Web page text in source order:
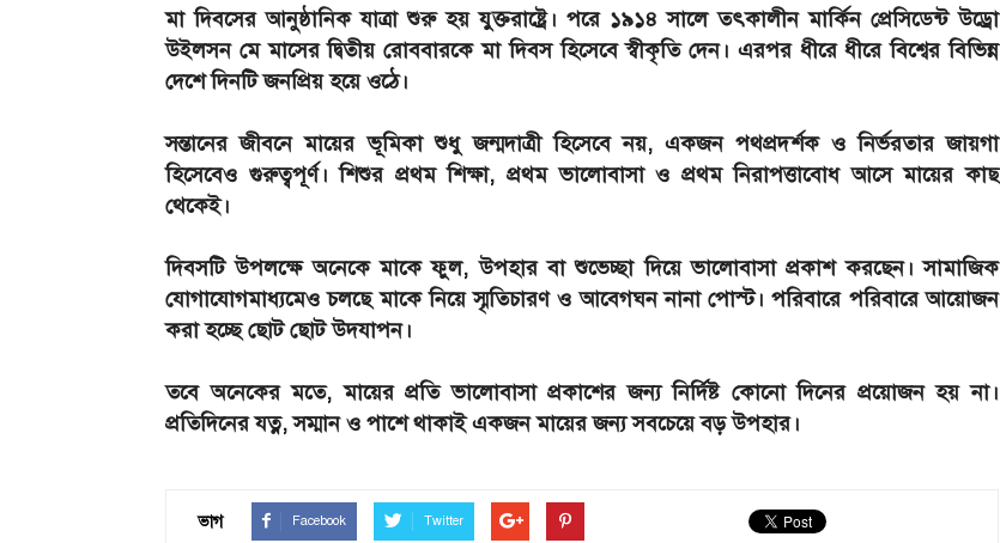
মা দিবসের আনুষ্ঠানিক যাত্রা শুরু হয় যুক্তরাষ্ট্রে। পরে ১৯১৪ সালে তৎকালীন মার্কিন প্রেসিডেন্ট উড্রো
উইলসন মে মাসের দ্বিতীয় রোববারকে মা দিবস হিসেবে স্বীকৃতি দেন। এরপর ধীরে ধীরে বিশ্বের বিভিন্ন
দেশে দিনটি জনপ্রিয় হয়ে ওঠে।
সন্তানের জীবনে মায়ের ভূমিকা শুধু জন্মদাত্রী হিসেবে নয়, একজন পথপ্রদর্শক ও নির্ভরতার জায়গা
হিসেবেও গুরুত্বপূর্ণ। শিশুর প্রথম শিক্ষা, প্রথম ভালোবাসা ও প্রথম নিরাপত্তাবোধ আসে মায়ের কাছ
থেকেই।
দিবসটি উপলক্ষে অনেকে মাকে ফুল, উপহার বা শুভেচ্ছা দিয়ে ভালোবাসা প্রকাশ করছেন। সামাজিক
যোগাযোগমাধ্যমেও চলছে মাকে নিয়ে স্মৃতিচারণ ও আবেগঘন নানা পোস্ট। পরিবারে পরিবারে আয়োজন
করা হচ্ছে ছোট ছোট উদযাপন।
তবে অনেকের মতে, মায়ের প্রতি ভালোবাসা প্রকাশের জন্য নির্দিষ্ট কোনো দিনের প্রয়োজন হয় না।
প্রতিদিনের যত্ন, সম্মান ও পাশে থাকাই একজন মায়ের জন্য সবচেয়ে বড় উপহার।
ভাগ Facebook Twitter